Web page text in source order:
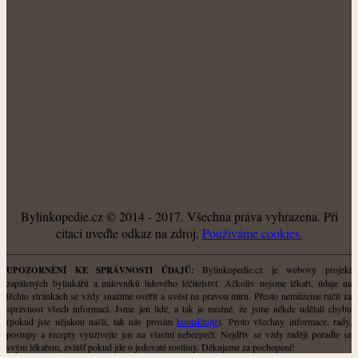
Bylinkopedie.cz © 2014 - 2017. Všechna práva vyhrazena. Při
citaci uveďte odkaz na zdroj. Použiváme cookies.
UPOZORNĚNÍ KE SPRÁVNOSTI ÚDAJŮ: Bylinkopedie.cz je webový projekt
zapálených bylinkářů a milovníků lidového léčitelství. Ačkoliv nejsme lékaři, údaje na
těchto stránkách se vždy snažíme ověřit a uvést na pravou míru. Přesto nemůžeme ručit za
správnost všech informací. Jsme jen lidé, a tak je možné, že jsme někde udělali chybu
(pokud jste nějakou našli, tak nás prosímkontaktujte). Proto všechny informace, rady,
postupy a recepty využívejte jen na vlastní nebezpečí. Nejdřív se vždy raději poraďte se
svým lékařem, zvlášť pokud jde o jedovaté rostliny. Děkujeme za pochopení!